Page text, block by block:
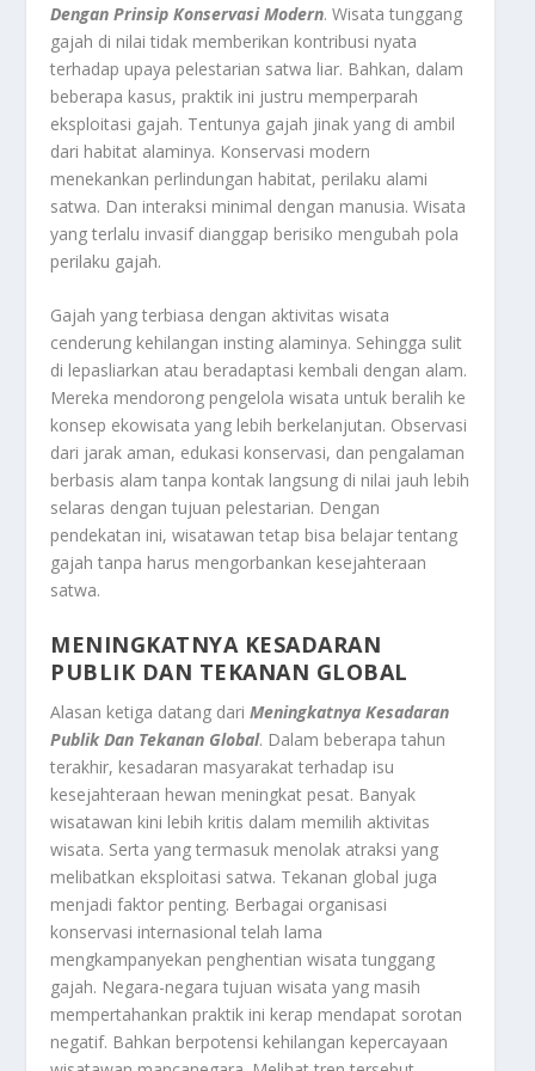
Dengan Prinsip Konservasi Modern. Wisata tunggang
gajah di nilai tidak memberikan kontribusi nyata
terhadap upaya pelestarian satwa liar. Bahkan, dalam
beberapa kasus, praktik ini justru memperparah
eksploitasi gajah. Tentunya gajah jinak yang di ambil
dari habitat alaminya. Konservasi modern
menekankan perlindungan habitat, perilaku alami
satwa. Dan interaksi minimal dengan manusia. Wisata
yang terlalu invasif dianggap berisiko mengubah pola
perilaku gajah.
Gajah yang terbiasa dengan aktivitas wisata
cenderung kehilangan insting alaminya. Sehingga sulit
di lepasliarkan atau beradaptasi kembali dengan alam.
Mereka mendorong pengelola wisata untuk beralih ke
konsep ekowisata yang lebih berkelanjutan. Observasi
dari jarak aman, edukasi konservasi, dan pengalaman
berbasis alam tanpa kontak langsung di nilai jauh lebih
selaras dengan tujuan pelestarian. Dengan
pendekatan ini, wisatawan tetap bisa belajar tentang
gajah tanpa harus mengorbankan kesejahteraan
satwa.
MENINGKATNYA KESADARAN
PUBLIK DAN TEKANAN GLOBAL
Alasan ketiga datang dariMeningkatnya Kesadaran
Publik Dan Tekanan Global. Dalam beberapa tahun
terakhir, kesadaran masyarakat terhadap isu
kesejahteraan hewan meningkat pesat. Banyak
wisatawan kini lebih kritis dalam memilih aktivitas
wisata. Serta yang termasuk menolak atraksi yang
melibatkan eksploitasi satwa. Tekanan global juga
menjadi faktor penting. Berbagai organisasi
konservasi internasional telah lama
mengkampanyekan penghentian wisata tunggang
gajah. Negara-negara tujuan wisata yang masih
mempertahankan praktik ini kerap mendapat sorotan
negatif. Bahkan berpotensi kehilangan kepercayaan